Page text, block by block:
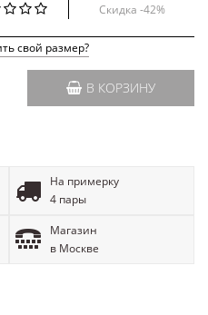
Скидка -42%
свой размер?
В КОРЗИНУ
На примерку
4 пары
Магазин
в Москве